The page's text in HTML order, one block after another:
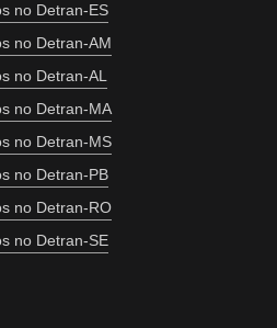
no Detran-ES
no Detran-AM
no Detran-AL
no Detran-MA
no Detran-MS
no Detran-PB
no Detran-RO
no Detran-SE